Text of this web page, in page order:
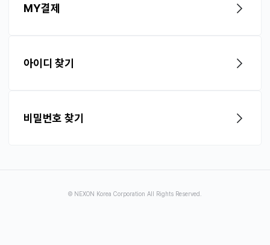
MY결제
아이디 찾기
비밀번호 찾기
© NEXON Korea Corporation All Rights Reserved.